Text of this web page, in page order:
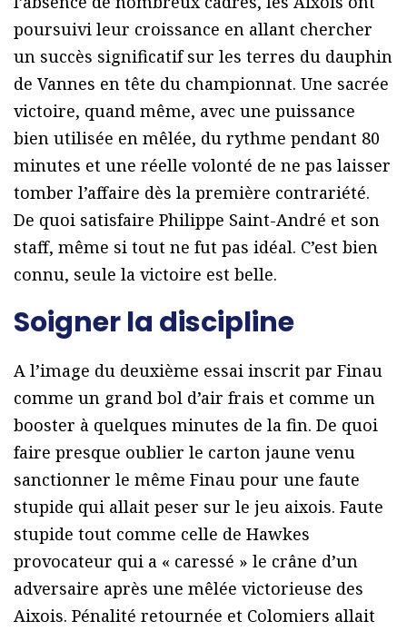
poursuivi leur croissance en allant chercher
un succès significatif sur les terres du dauphin
de Vannes en tête du championnat. Une sacrée
victoire, quand même, avec une puissance
bien utilisée en mêlée, du rythme pendant 80
minutes et une réelle volonté de ne pas laisser
tomber l’affaire dès la première contrariété.
De quoi satisfaire Philippe Saint-André et son
staff, même si tout ne fut pas idéal. C’est bien
connu, seule la victoire est belle.
Soigner la discipline
A l’image du deuxième essai inscrit par Finau
comme un grand bol d’air frais et comme un
booster à quelques minutes de la fin. De quoi
faire presque oublier le carton jaune venu
sanctionner le même Finau pour une faute
stupide qui allait peser sur le jeu aixois. Faute
stupide tout comme celle de Hawkes
provocateur qui a « caressé » le crâne d’un
adversaire après une mêlée victorieuse des
Aixois. Pénalité retournée et Colomiers allait